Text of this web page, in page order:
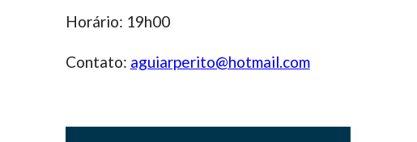
Horário: 19h00
Contato: aguiarperito@hotmail.com